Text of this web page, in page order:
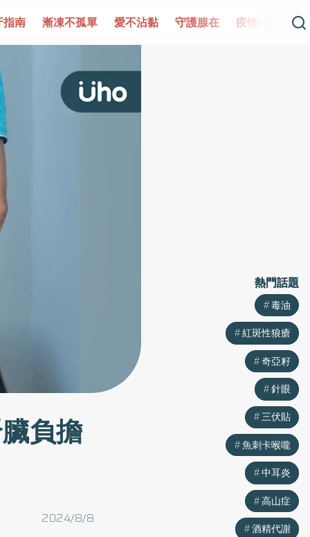
孤單 愛不沾黏 守護腺在 疫情保衛戰 再生醫學
負擔
2024/8/8
熱門話題
毒油
紅斑性狼瘡
奇亞籽
針眼
三伏貼
魚刺卡喉嚨
中耳炎
高山症
酒精代謝
熱門話題
毒油
紅斑性狼瘡
奇亞籽
針眼
三伏貼
魚刺卡喉嚨
中耳炎
高山症
酒精代謝